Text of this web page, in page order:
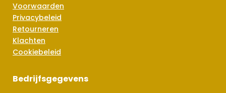
Voorwaarden
Privacybeleid
Retourneren
Klachten
Cookiebeleid
Bedrijfsgegevens